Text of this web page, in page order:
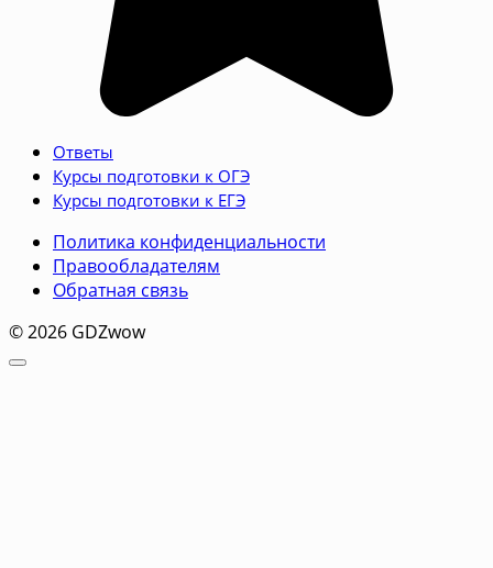
Ответы
Курсы подготовки к ОГЭ
Курсы подготовки к ЕГЭ
Политика конфиденциальности
Правообладателям
Обратная связь
© 2026 GDZwow